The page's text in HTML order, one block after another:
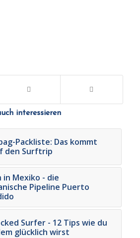
interessieren
Packliste: Das kommt
den Surftrip
in Mexiko - die
Pipeline Puerto
Surfer - 12 Tips wie du
glücklich wirst